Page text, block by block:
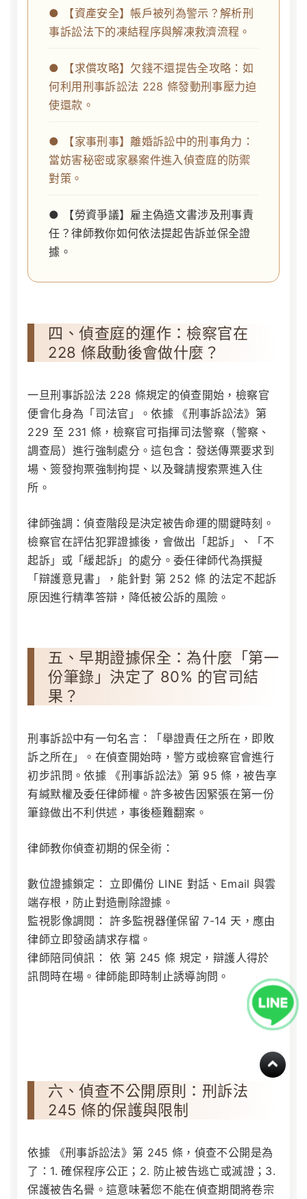
● 【資產安全】帳戶被列為警示？解析刑
事訴訟法下的凍結程序與解凍救濟流程。
● 【求償攻略】欠錢不還提告全攻略：如
何利用刑事訴訟法 228 條發動刑事壓力迫
使還款。
● 【家事刑事】離婚訴訟中的刑事角力：
當妨害秘密或家暴案件進入偵查庭的防禦
對策。
● 【勞資爭議】雇主偽造文書涉及刑事責
任？律師教你如何依法提起告訴並保全證
據。
四、偵查庭的運作：檢察官在
228 條啟動後會做什麼？
一旦刑事訴訟法 228 條規定的偵查開始，檢察官
便會化身為「司法官」。依據
《刑事訴訟法》第
229 至 231 條 ，檢察官可指揮司法警察（警察、
調查局）進行強制處分。這包含：發送傳票要求到
場、簽發拘票強制拘提、以及聲請搜索票進入住
所。
律師強調：偵查階段是決定被告命運的關鍵時刻。
檢察官在評估犯罪證據後，會做出「起訴」、「不
起訴」或「緩起訴」的處分。委任律師代為撰擬
「辯護意見書」，能針對 第 252 條 的法定不起訴
原因進行精準答辯，降低被公訴的風險。
五、早期證據保全：為什麼「第一
份筆錄」決定了 80% 的官司結
果？
刑事訴訟中有一句名言：「舉證責任之所在，即敗
訴之所在」。在偵查開始時，警方或檢察官會進行
初步訊問。依據
《刑事訴訟法》第 95 條 ，被告享
有緘默權及委任律師權。許多被告因緊張在第一份
筆錄做出不利供述，事後極難翻案。
律師教你偵查初期的保全術：
數位證據鎖定：
立即備份 LINE 對話、Email 與雲
端存根，防止對造刪除證據。
監視影像調閱： 許多監視器僅保留 7-14 天，應由
律師立即發函請求存檔。
律師陪同偵訊： 依 第 245 條 規定，辯護人得於
訊問時在場。律師能即時制止誘導詢問。
六、偵查不公開原則：刑訴法
245 條的保護與限制
依據 《刑事訴訟法》第 245 條 ，偵查不公開是為
了：1. 確保程序公正；2. 防止被告逃亡或滅證；3.
保護被告名譽。這意味著您不能在偵查期間將卷宗